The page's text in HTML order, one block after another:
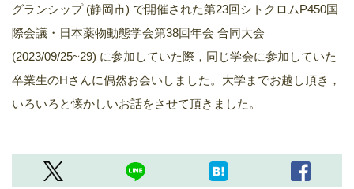
グランシップ (静岡市) で開催された第23回シトクロムP450国
際会議・日本薬物動態学会第38回年会 合同大会
(2023/09/25~29) に参加していた際，同じ学会に参加していた
卒業生のHさんに偶然お会いしました。大学までお越し頂き，
いろいろと懐かしいお話をさせて頂きました。